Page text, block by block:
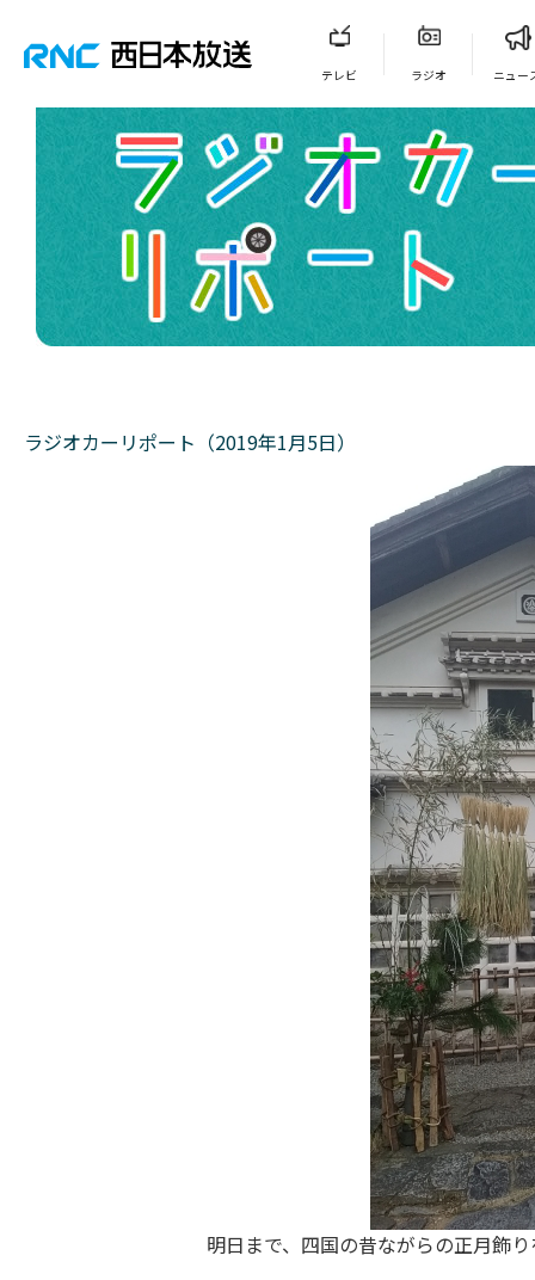
テレビ ラジオ ニュー
ラジオカーリポート（2019年1月5日）
明日まで、四国の昔ながらの正月飾